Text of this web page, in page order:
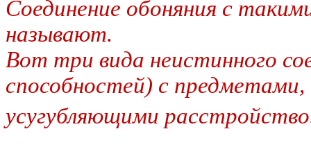
Соединение обоняния с
называют.
Вот три вида неистинного
способностей) с предметами,
усугубляющими